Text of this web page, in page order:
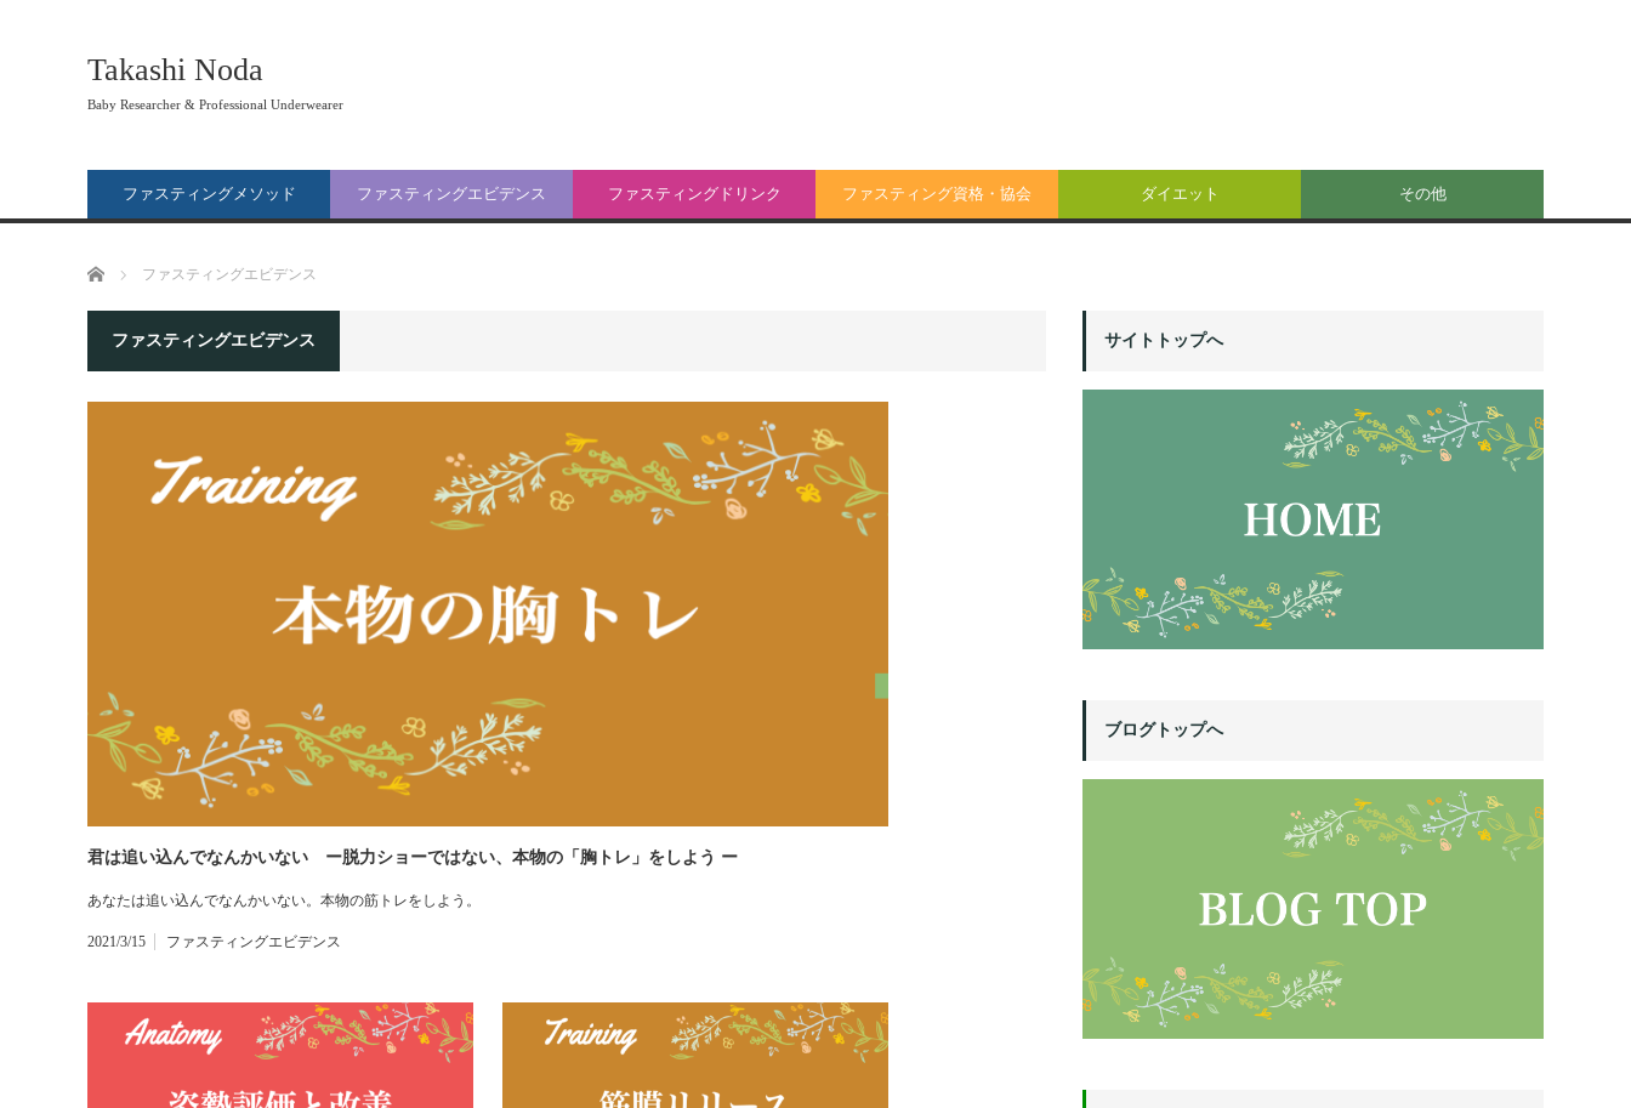
Takashi Noda
Baby Researcher & Professional Underwearer
ファスティングメソッド ファスティングエビデンス ファスティングドリンク ファスティング資格・協会 ダイエット その他
ホーム ファスティングエビデンス
ファスティングエビデンス
君は追い込んでなんかいない ー脱力ショーではない、本物の「胸トレ」をしよう ー
あなたは追い込んでなんかいない。本物の筋トレをしよう。
2021/3/15 ファスティングエビデンス
サイトトップへ
ブログトップへ